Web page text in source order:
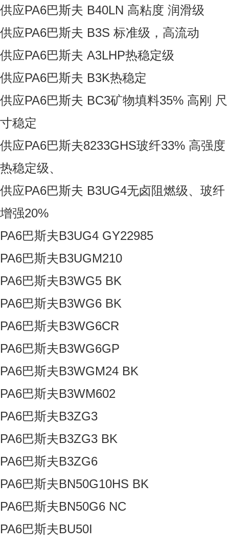
供应PA6巴斯夫 B40LN 高粘度 润滑级
供应PA6巴斯夫 B3S 标准级，高流动
供应PA6巴斯夫 A3LHP热稳定级
供应PA6巴斯夫 B3K热稳定
供应PA6巴斯夫 BC3矿物填料35% 高刚 尺
寸稳定
供应PA6巴斯夫8233GHS玻纤33% 高强度
热稳定级、
供应PA6巴斯夫 B3UG4无卤阻燃级、玻纤
增强20%
PA6巴斯夫B3UG4 GY22985
PA6巴斯夫B3UGM210
PA6巴斯夫B3WG5 BK
PA6巴斯夫B3WG6 BK
PA6巴斯夫B3WG6CR
PA6巴斯夫B3WG6GP
PA6巴斯夫B3WGM24 BK
PA6巴斯夫B3WM602
PA6巴斯夫B3ZG3
PA6巴斯夫B3ZG3 BK
PA6巴斯夫B3ZG6
PA6巴斯夫BN50G10HS BK
PA6巴斯夫BN50G6 NC
PA6巴斯夫BU50I